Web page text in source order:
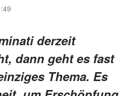
derzeit
dann geht es fast
Thema. Es